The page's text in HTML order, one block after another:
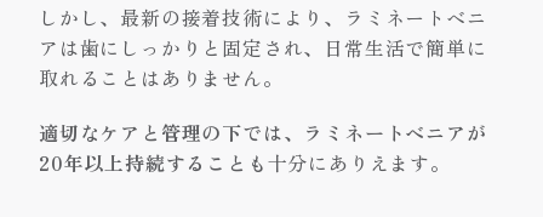
しかし、最新の接着技術により、ラミネートベニ
アは歯にしっかりと固定され、日常生活で簡単に
取れることはありません。
適切なケアと管理の下では、ラミネートベニアが
20年以上持続することも十分にありえます。